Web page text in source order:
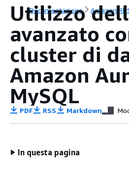
Documentazione Amazon
Utilizzo
avanzato
cluster di
Amazon
MySQL
PDF RSS Markdown
In questa pagina